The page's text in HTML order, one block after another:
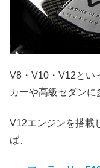
V8・V10・V12とい
カーや高級セダンに
V12エンジンを搭載
ば、